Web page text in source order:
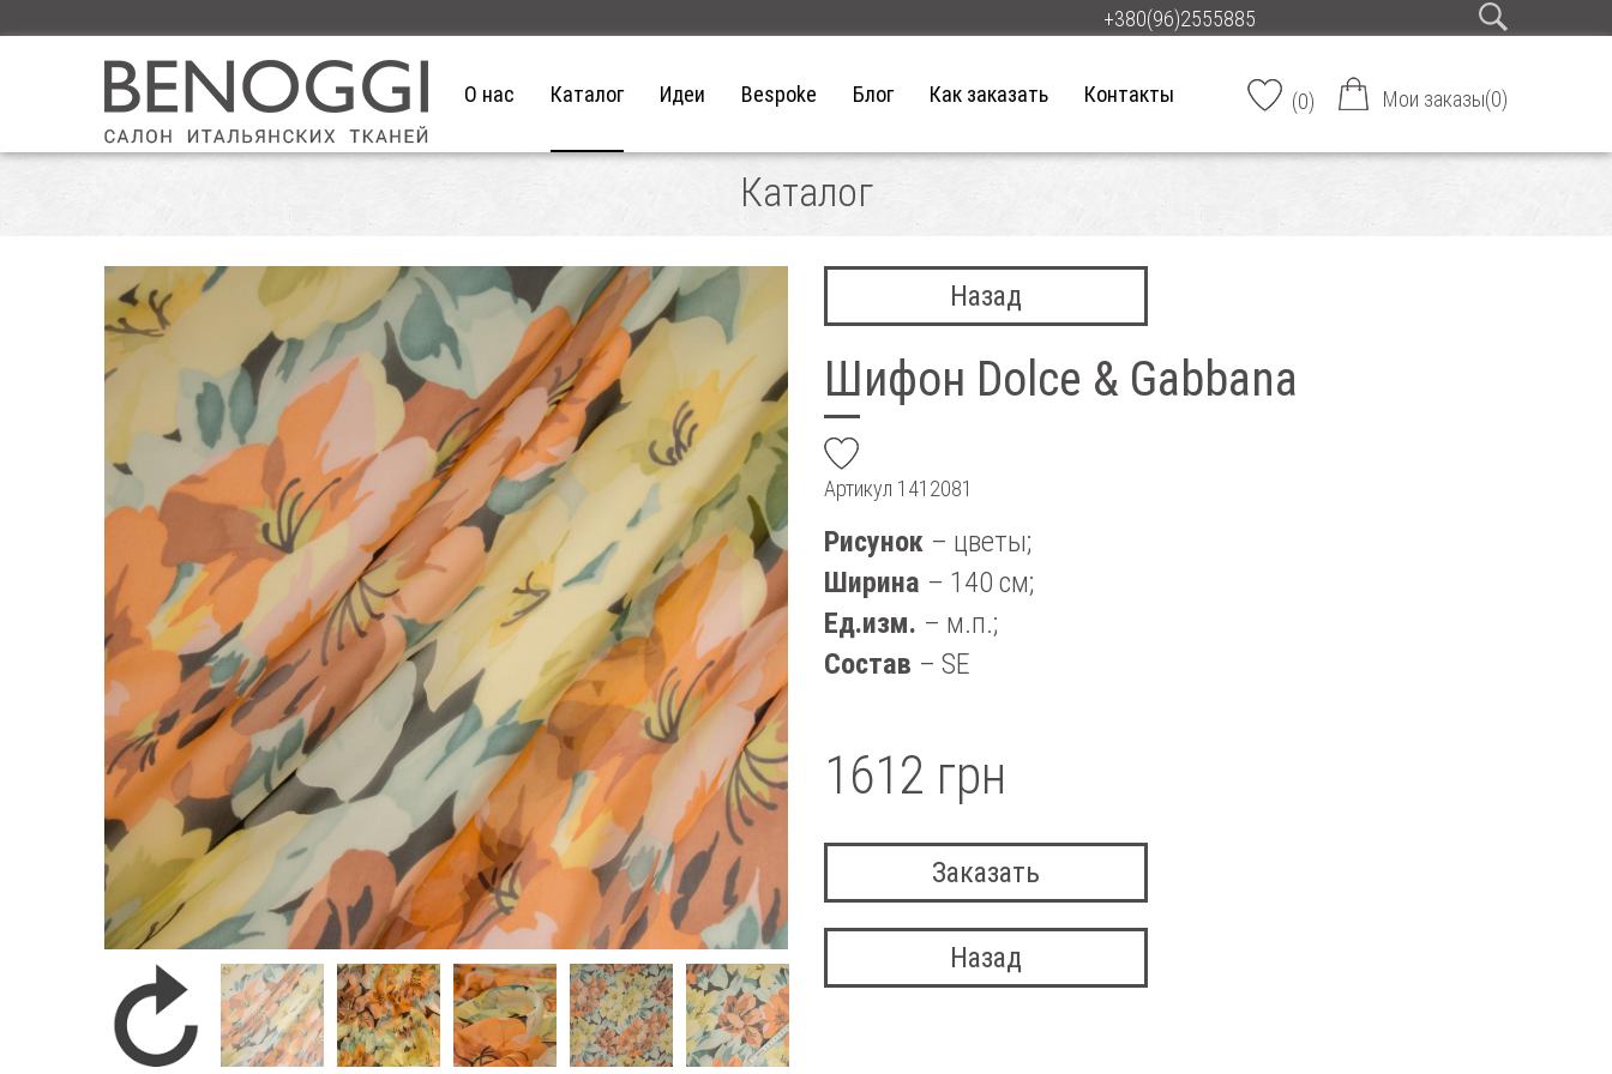
+380(96)2555885
О нас Каталог Идеи Bespoke Блог Как заказать Контакты (0) Мои заказы(0)
Каталог
Назад
Шифон Dolce & Gabbana
Артикул 1412081
Рисунок – цветы;
Ширина – 140 см;
Ед.изм. – м.п.;
Состав – SE
1612 грн
Заказать
Назад